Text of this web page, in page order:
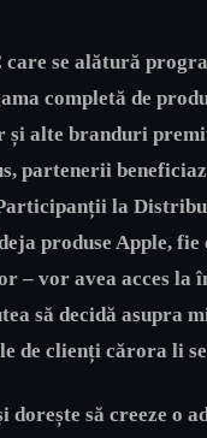
se alătură
completă de
alte branduri
partenerii
la
produse Apple,
– vor avea acces
să decidă asupra
de clienți cărora li
dorește să creeze o